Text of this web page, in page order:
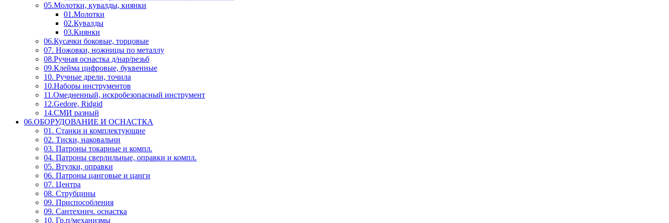
05.Молотки, кувалды, киянки
01.Молотки
02.Кувалды
03.Киянки
06.Кусачки боковые, торцовые
07. Ножовки, ножницы по металлу
08.Ручная оснастка д/нар/резьб
09.Клейма цифровые, буквенные
10. Ручные дрели, точила
10.Наборы инструментов
11.Омедненный, искробезопасный инструмент
12.Gedore, Ridgid
14.СМИ разный
06.ОБОРУДОВАНИЕ И ОСНАСТКА
01. Станки и комплектующие
02. Тиски, наковальни
03. Патроны токарные и компл.
04. Патроны сверлильные, оправки и компл.
05. Втулки, оправки
06. Патроны цанговые и цанги
07. Центра
08. Струбцины
09. Приспособления
09. Сантехнич. оснастка
10. Гр.п/механизмы